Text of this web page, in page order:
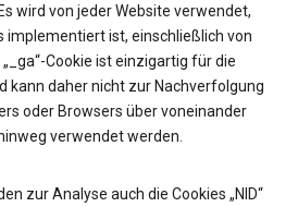
wird von jeder Website verwendet,
implementiert ist, einschließlich von
Cookie ist einzigartig für die
kann daher nicht zur Nachverfolgung
oder Browsers über voneinander
verwendet werden.
zur Analyse auch die Cookies „NID“